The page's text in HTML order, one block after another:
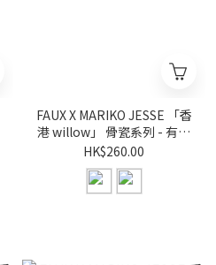
FAUX X MARIKO JESSE 「香
港 willow」 骨瓷系列 - 有耳
水杯
HK$260.00